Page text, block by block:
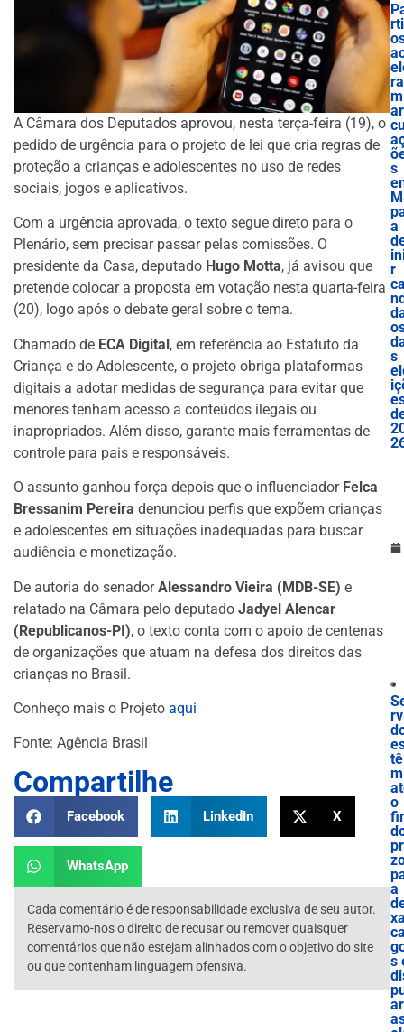
A Câmara dos Deputados aprovou, nesta terça-feira (19), o
pedido de urgência para o projeto de lei que cria regras de
proteção a crianças e adolescentes no uso de redes
sociais, jogos e aplicativos.
Com a urgência aprovada, o texto segue direto para o
Plenário, sem precisar passar pelas comissões. O
presidente da Casa, deputado Hugo Motta, já avisou que
pretende colocar a proposta em votação nesta quarta-feira
(20), logo após o debate geral sobre o tema.
Chamado de ECA Digital, em referência ao Estatuto da
Criança e do Adolescente, o projeto obriga plataformas
digitais a adotar medidas de segurança para evitar que
menores tenham acesso a conteúdos ilegais ou
inapropriados. Além disso, garante mais ferramentas de
controle para pais e responsáveis.
O assunto ganhou força depois que o influenciador Felca
Bressanim Pereira denunciou perfis que expõem crianças
e adolescentes em situações inadequadas para buscar
audiência e monetização.
De autoria do senadorAlessandro Vieira (MDB-SE) e
relatado na Câmara pelo deputado Jadyel Alencar
(Republicanos-PI), o texto conta com o apoio de centenas
de organizações que atuam na defesa dos direitos das
crianças no Brasil.
Conheço mais o Projeto aqui
Fonte: Agência Brasil
Compartilhe
Facebook LinkedIn X
WhatsApp
Cada comentário é de responsabilidade exclusiva de seu autor.
Reservamo-nos o direito de recusar ou remover quaisquer
comentários que não estejam alinhados com o objetivo do site
ou que contenham linguagem ofensiva.
ra
m
s
a
r
s
tê
m
o
a
s
ar